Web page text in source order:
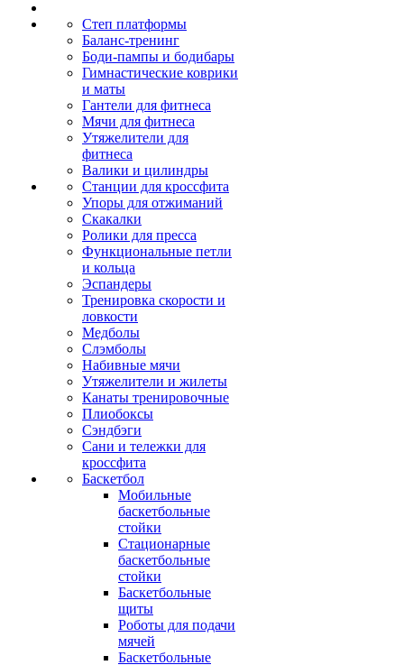
Степ платформы
Баланс-тренинг
Боди-пампы и бодибары
Гимнастические коврики
и маты
Гантели для фитнеса
Мячи для фитнеса
Утяжелители для
фитнеса
Валики и цилиндры
Станции для кроссфита
Упоры для отжиманий
Скакалки
Ролики для пресса
Функциональные петли
и кольца
Эспандеры
Тренировка скорости и
ловкости
Медболы
Слэмболы
Набивные мячи
Утяжелители и жилеты
Канаты тренировочные
Плиобоксы
Сэндбэги
Сани и тележки для
кроссфита
Баскетбол
Мобильные
баскетбольные
стойки
Стационарные
баскетбольные
стойки
Баскетбольные
щиты
Роботы для подачи
мячей
Баскетбольные